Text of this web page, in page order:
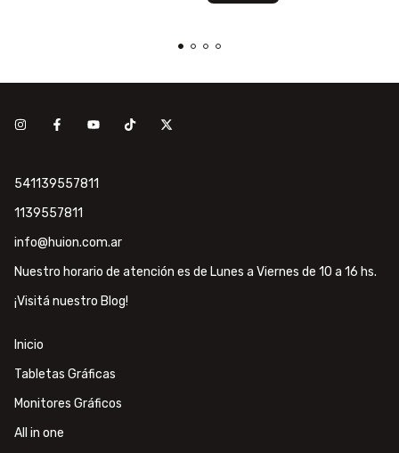
541139557811
1139557811
info@huion.com.ar
Nuestro horario de atención es de Lunes a Viernes de 10 a 16 hs.
¡Visitá nuestro Blog!
Inicio
Tabletas Gráficas
Monitores Gráficos
All in one